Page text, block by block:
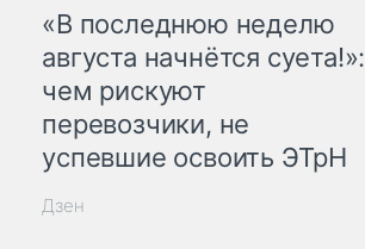
«В последнюю неделю
августа начнётся суета!»:
чем рискуют
перевозчики, не
успевшие освоить ЭТрН
Дзен